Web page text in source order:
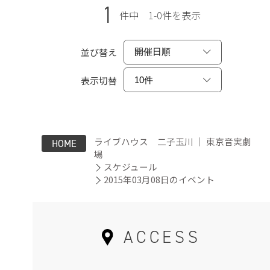
1 件中 1-0件を表示
並び替え
表示切替
HOME
ライブハウス 二子玉川 ｜ 東京音実劇
場
スケジュール
2015年03月08日のイベント
ACCESS